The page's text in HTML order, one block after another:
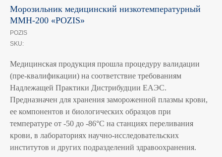
Морозильник медицинский низкотемпературный
ММН-200 «POZIS»
POZIS
SKU:
Медицинская продукция прошла процедуру валидации
(пре-квалификации) на соответствие требованиям
Надлежащей Практики Дистрибудции ЕАЭС.
Предназначен для хранения замороженной плазмы крови,
ее компонентов и биологических образцов при
температуре от -50 до -86°С на станциях переливания
крови, в лабораториях научно-исследовательских
институтов и других подразделений здравоохранения.